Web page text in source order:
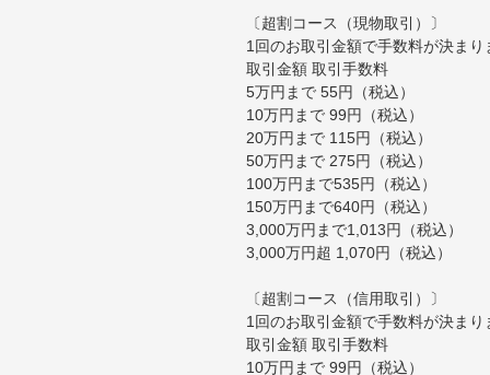
〔超割コース（現物取引）〕
1回のお取引金額で手数料が決まり
取引金額 取引手数料
5万円まで 55円（税込）
10万円まで 99円（税込）
20万円まで 115円（税込）
50万円まで 275円（税込）
100万円まで535円（税込）
150万円まで640円（税込）
3,000万円まで1,013円（税込）
3,000万円超 1,070円（税込）
〔超割コース（信用取引）〕
1回のお取引金額で手数料が決まり
取引金額 取引手数料
10万円まで 99円（税込）